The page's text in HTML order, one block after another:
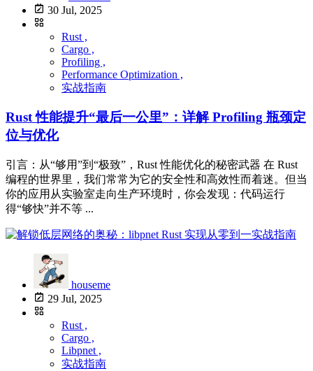
30 Jul, 2025
Rust ,
Cargo ,
Profiling ,
Performance Optimization ,
实战指南
Rust 性能提升“最后一公里”：详解 Profiling 瓶颈定
位与优化
引言：从“够用”到“极致”，Rust 性能优化的秘密武器 在 Rust
编程的世界里，我们常常为它的安全性和高效性而着迷。但当
你的应用从实验室走向生产环境时，你会发现：代码运行
得“够快”并不等 ...
houseme
29 Jul, 2025
Rust ,
Cargo ,
Libpnet ,
实战指南